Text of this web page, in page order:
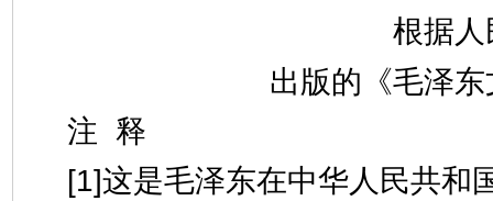
根据
出版的《毛泽
注 释
[1]这是毛泽东在中华人民共和